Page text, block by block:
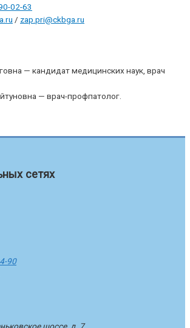
02-63
/ zap.pri@ckbga.ru
— кандидат медицинских наук, врач
— врач-профпатолог.
сетях
90